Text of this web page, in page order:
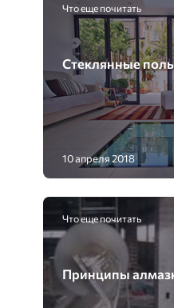
Что еще почитать
Стеклянные
10 апреля 2018
Что еще почитать
Принципы